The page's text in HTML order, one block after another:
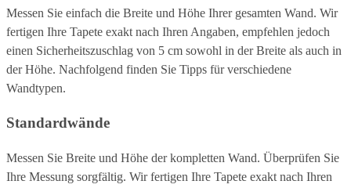
Messen Sie einfach die Breite und Höhe Ihrer gesamten Wand. Wir
fertigen Ihre Tapete exakt nach Ihren Angaben, empfehlen jedoch
einen Sicherheitszuschlag von 5 cm sowohl in der Breite als auch in
der Höhe. Nachfolgend finden Sie Tipps für verschiedene
Wandtypen.
Standardwände
Messen Sie Breite und Höhe der kompletten Wand. Überprüfen Sie
Ihre Messung sorgfältig. Wir fertigen Ihre Tapete exakt nach Ihren